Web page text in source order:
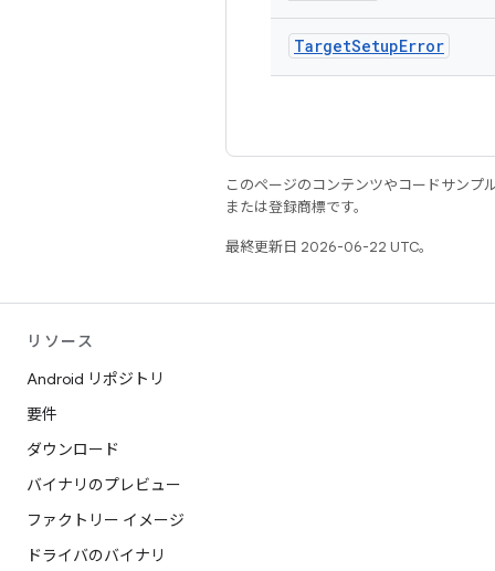
TargetSetupError
このページのコンテンツやコードサンプル
または登録商標です。
最終更新日 2026-06-22 UTC。
リソース
Android リポジトリ
要件
ダウンロード
バイナリのプレビュー
ファクトリー イメージ
ドライバのバイナリ